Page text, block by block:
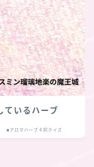
ているハーブ
■アロマハーブ４択クイズ